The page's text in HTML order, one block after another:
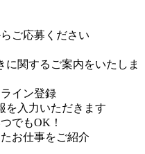
ご応募ください
関するご案内をいたしま
イン登録
入力いただきます
でもOK！
お仕事をご紹介